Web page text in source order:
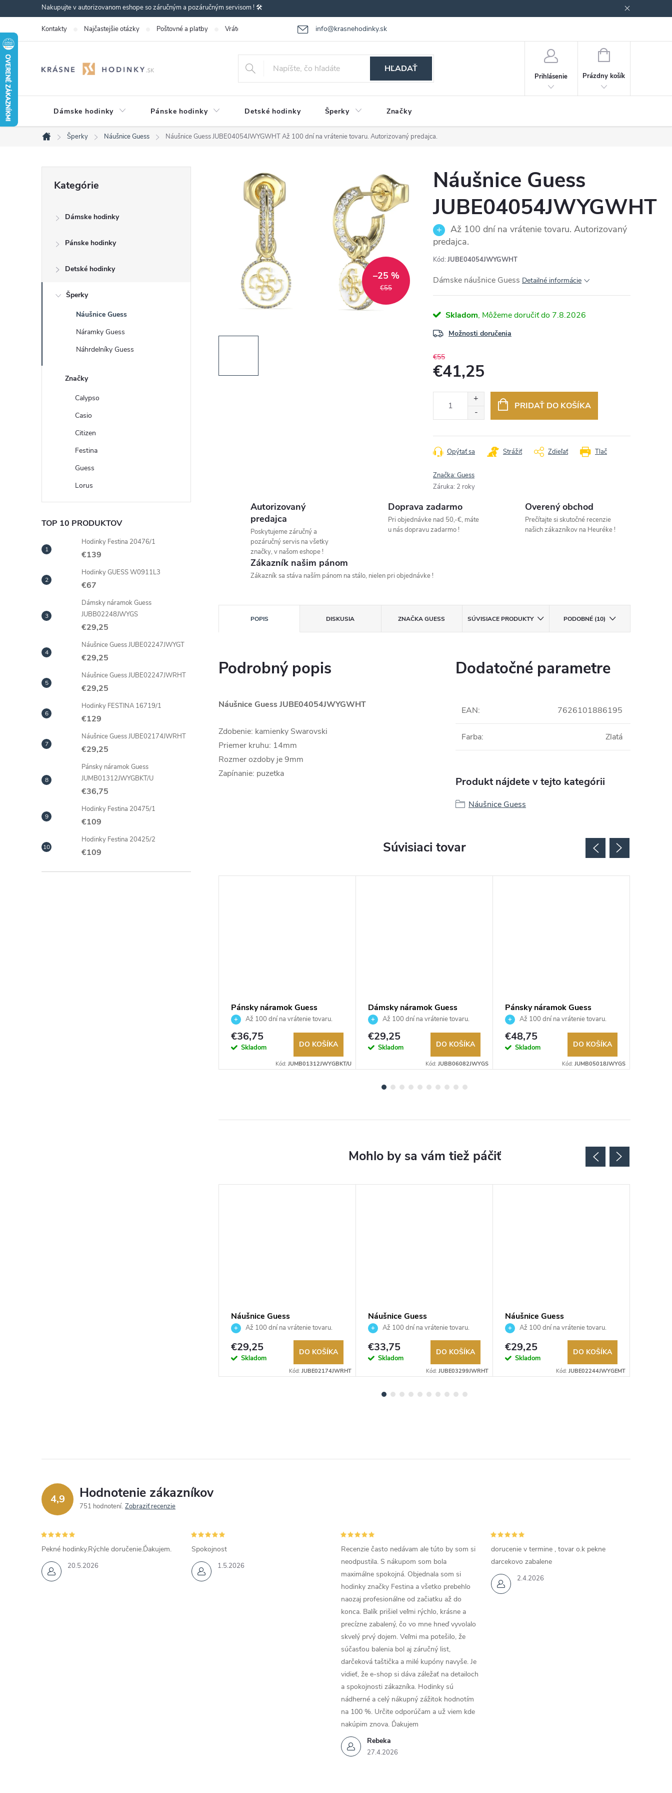
na
obsah
Nakupujte v autorizovanom eshope so záručným a pozáručným servisom ! 🛠️
info@krasnehodinky.sk
Kontakty Najčastejšie otázky Poštovné a platby Vrátenie-výmena tovaru Reklamácia tovaru Obchodné podmienky
HĽADAŤ
Prihlásenie
NÁKUPNÝ
Prázdny košík
Dámske hodinky Pánske hodinky Detské hodinky Šperky Značky
Domov
Šperky Náušnice Guess Náušnice Guess JUBE04054JWYGWHTAž 100 dní na vrátenie tovaru. Autorizovaný predajca.
ý
kategórie
Kategórie
Dámske hodinky
Pánske hodinky
Detské hodinky
Šperky
Náušnice Guess
Náramky Guess
Náhrdelníky Guess
Značky
Calypso
Casio
Citizen
Festina
Guess
Lorus
TOP 10 PRODUKTOV
Hodinky Festina 20476/1
€139
Hodinky GUESS W0911L3
€67
Dámsky náramok Guess
JUBB02248JWYGS
€29,25
Náušnice Guess JUBE02247JWYGT
€29,25
Náušnice Guess JUBE02247JWRHT
€29,25
Hodinky FESTINA 16719/1
€129
Náušnice Guess JUBE02174JWRHT
€29,25
Pánsky náramok Guess
JUMB01312JWYGBKT/U
€36,75
Hodinky Festina 20475/1
€109
Hodinky Festina 20425/2
€109
€55
–25 %
Náušnice Guess
JUBE04054JWYGWHT
Až 100 dní na vrátenie tovaru. Autorizovaný
predajca.
Kód: JUBE04054JWYGWHT
Dámske náušnice Guess Detailné informácie
Skladom 7.8.2026
Možnosti doručenia
€55
€41,25
PRIDAŤ DO KOŠÍKA
Tlač
Opýtať sa Strážiť Zdieľať
Značka:Guess
Záruka: 2 roky
Autorizovaný
predajca
Poskytujeme záručný a
pozáručný servis na všetky
značky, v našom eshope !
Doprava zadarmo
Pri objednávke nad 50,-€, máte
u nás dopravu zadarmo !
Overený obchod
Prečítajte si skutočné recenzie
našich zákazníkov na Heuréke !
Zákazník našim pánom
Zákazník sa stáva naším pánom na stálo, nielen pri objednávke !
POPIS DISKUSIA ZNAČKAGUESS SÚVISIACE PRODUKTY PODOBNÉ (10)
Podrobný popis
Náušnice Guess JUBE04054JWYGWHT
Zdobenie: kamienky Swarovski
Priemer kruhu: 14mm
Rozmer ozdoby je 9mm
Zapínanie: puzetka
Dodatočné parametre
EAN: 7626101886195
Farba: Zlatá
Produkt nájdete v tejto kategórii
Náušnice Guess
Súvisiaci tovar
Pánsky náramok Guess
JUMB01312JWYGBKT/U
Až 100 dní na vrátenie tovaru.
Autorizovaný predajca.
€36,75
Skladom DO KOŠÍKA
Kód: JUMB01312JWYGBKT/U
Dámsky náramok Guess
JUBB06082JWYGS
Až 100 dní na vrátenie tovaru.
Autorizovaný predajca.
€29,25
Skladom DO KOŠÍKA
Kód: JUBB06082JWYGS
Pánsky náramok Guess
JUMB05018JWYGS
Až 100 dní na vrátenie tovaru.
Autorizovaný predajca.
€48,75
Skladom DO KOŠÍKA
Kód: JUMB05018JWYGS
Náušnice Guess
JUBE02174JWRHT
Až 100 dní na vrátenie tovaru.
Autorizovaný predajca.
€29,25
Skladom
DO KOŠÍKA
Kód: JUBE02174JWRHT
Náušnice Guess
JUBE03299JWRHT
Až 100 dní na vrátenie tovaru.
Autorizovaný predajca.
€33,75
Skladom
DO KOŠÍKA
Kód: JUBE03299JWRHT
Náušnice Guess
JUBE02244JWYGEMT
Až 100 dní na vrátenie tovaru.
Autorizovaný predajca.
€29,25
Skladom
DO KOŠÍKA
Kód: JUBE02244JWYGEMT
4,9 Hodnotenie zákazníkov
751 hodnotení Zobraziť recenzie
20.5.2026
Pekné hodinky.Rýchle doručenie.Ďakujem.
1.5.2026
Spokojnost
Rebeka
27.4.2026
Recenzie často nedávam ale túto by som si
neodpustila. S nákupom som bola
maximálne spokojná. Objednala som si
hodinky značky Festina a všetko prebehlo
naozaj profesionálne od začiatku až do
konca. Balík prišiel veľmi rýchlo, krásne a
precízne zabalený, čo vo mne hneď vyvolalo
skvelý prvý dojem. Veľmi ma potešilo, že
súčasťou balenia bol aj záručný list,
darčeková taštička a milé kupóny navyše. Je
vidieť, že e-shop si dáva záležať na detailoch
a spokojnosti zákazníka. Hodinky sú
nádherné a celý nákupný zážitok hodnotím
na 100 %. Určite odporúčam a už viem kde
nakúpim znova. Ďakujem
2.4.2026
dorucenie v termine , tovar o.k pekne
darcekovo zabalene